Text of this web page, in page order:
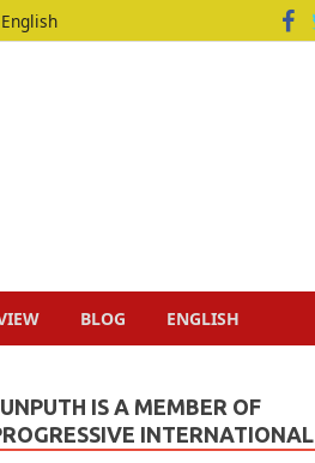
English
BLOG ENGLISH
IS A MEMBER OF
INTERNATIONAL